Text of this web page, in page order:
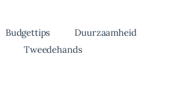
Budgettips
Duurzaamheid
Tweedehands